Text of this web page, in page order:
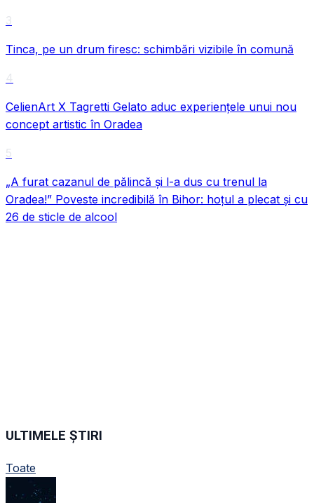
3
Tinca, pe un drum firesc: schimbări vizibile în comună
4
CelienArt X Tagretti Gelato aduc experiențele unui nou
concept artistic în Oradea
5
„A furat cazanul de pălincă și l-a dus cu trenul la
Oradea!” Poveste incredibilă în Bihor: hoțul a plecat și cu
26 de sticle de alcool
ULTIMELE ȘTIRI
Toate